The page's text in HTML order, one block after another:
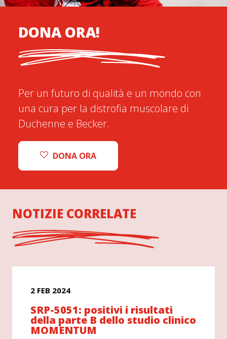
DONA ORA!
Per un futuro di qualità e un mondo con
una cura per la distrofia muscolare di
Duchenne e Becker.
DONA ORA
NOTIZIE CORRELATE
2 FEB 2024
SRP-5051: positivi i risultati
della parte B dello studio clinico
MOMENTUM